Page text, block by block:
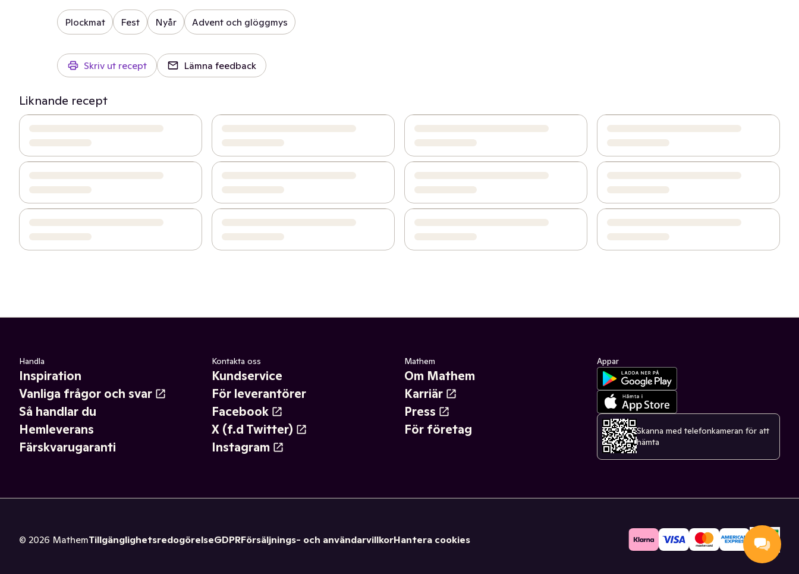
Plockmat Fest Nyår Advent och glöggmys
Skriv ut recept Lämna feedback
Liknande recept
Handla
Inspiration
Vanliga frågor och svar
Så handlar du
Hemleverans
Färskvarugaranti
Kontakta oss
Kundservice
För leverantörer
Facebook
X (f.d Twitter)
Instagram
Mathem
Om Mathem
Karriär
Press
För företag
Appar
Skanna med telefonkameran för att
hämta
© 2026 MathemTillgänglighetsredogörelseGDPRFörsäljnings- och användarvillkorHantera cookies